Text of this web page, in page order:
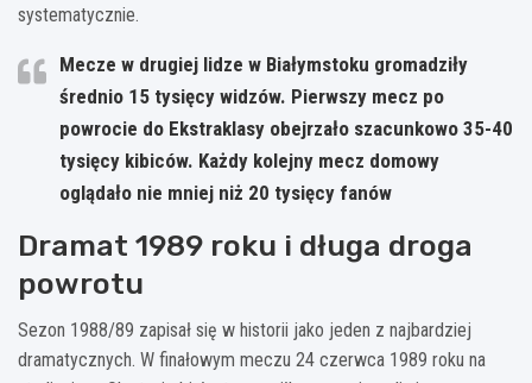
systematycznie.
Mecze w drugiej lidze w Białymstoku gromadziły
średnio 15 tysięcy widzów. Pierwszy mecz po
powrocie do Ekstraklasy obejrzało szacunkowo 35-40
tysięcy kibiców. Każdy kolejny mecz domowy
oglądało nie mniej niż 20 tysięcy fanów
Dramat 1989 roku i długa droga
powrotu
Sezon 1988/89 zapisał się w historii jako jeden z najbardziej
dramatycznych. W finałowym meczu 24 czerwca 1989 roku na